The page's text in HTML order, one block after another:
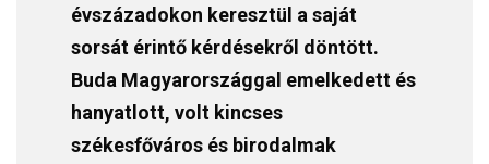
évszázadokon keresztül a saját
sorsát érintő kérdésekről döntött.
Buda Magyarországgal emelkedett és
hanyatlott, volt kincses
székesfőváros és birodalmak